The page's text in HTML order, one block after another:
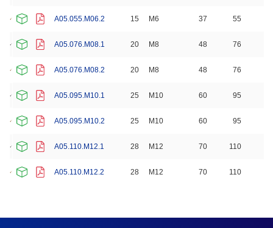
A05.055.M06.2 15 M6 37 55
A05.076.M08.1 20 M8 48 76
A05.076.M08.2 20 M8 48 76
A05.095.M10.1 25 M10 60 95
A05.095.M10.2 25 M10 60 95
A05.110.M12.1 28 M12 70 110
A05.110.M12.2 28 M12 70 110